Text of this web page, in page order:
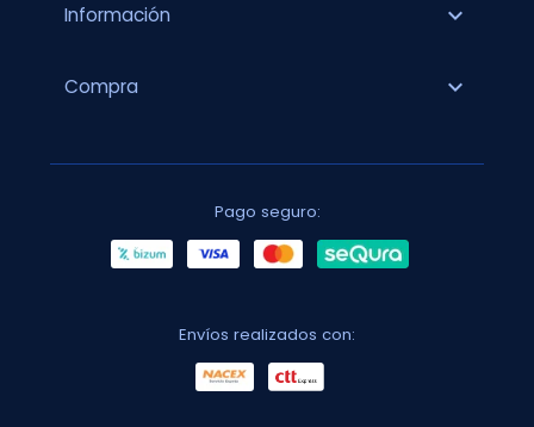
Información expand_more
Compra expand_more
Pago seguro:
Envíos realizados con: